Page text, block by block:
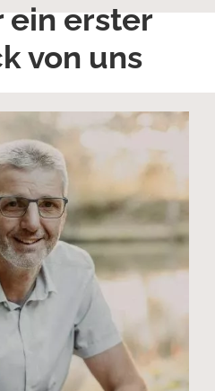
ein erster
von uns